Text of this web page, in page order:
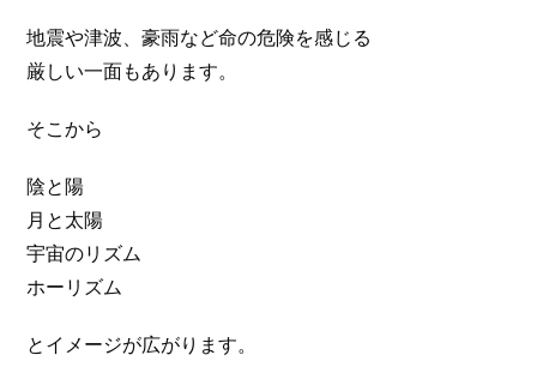
地震や津波、豪雨など命の危険を感じる
厳しい一面もあります。
そこから
陰と陽
月と太陽
宇宙のリズム
ホーリズム
とイメージが広がります。